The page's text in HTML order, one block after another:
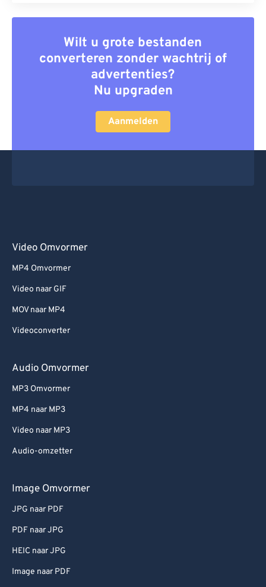
Wilt u grote bestanden
converteren zonder wachtrij of
advertenties?
Nu upgraden
Aanmelden
Video Omvormer
MP4 Omvormer
Video naar GIF
MOV naar MP4
Videoconverter
Audio Omvormer
MP3 Omvormer
MP4 naar MP3
Video naar MP3
Audio-omzetter
Image Omvormer
JPG naar PDF
PDF naar JPG
HEIC naar JPG
Image naar PDF